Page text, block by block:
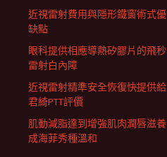
近視雷射費用與隱形鐵窗術式優
缺點
眼科提供相應導熱矽膠片的飛秒
雷射白內障
近視雷射精準安全恢復快提供給
君綺PTT評價
肌動減脂達到增強肌肉潤唇滋養
成海菲秀種溫和